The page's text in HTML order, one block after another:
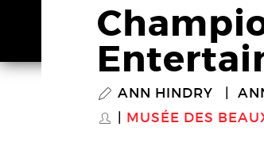
P ANN HINDRY
S MUSÉE DES